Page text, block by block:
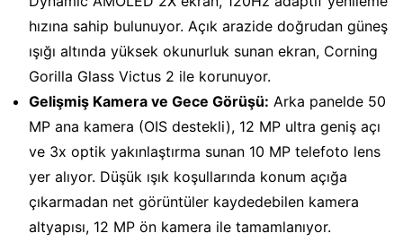
hızına sahip bulunuyor. Açık arazide doğrudan güneş
ışığı altında yüksek okunurluk sunan ekran, Corning
Gorilla Glass Victus 2 ile korunuyor.
Gelişmiş Kamera ve Gece Görüşü: Arka panelde 50
MP ana kamera (OIS destekli), 12 MP ultra geniş açı
ve 3x optik yakınlaştırma sunan 10 MP telefoto lens
yer alıyor. Düşük ışık koşullarında konum açığa
çıkarmadan net görüntüler kaydedebilen kamera
altyapısı, 12 MP ön kamera ile tamamlanıyor.